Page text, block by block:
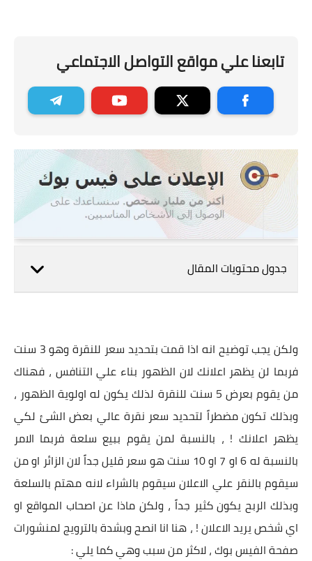
تابعنا علي مواقع التواصل الاجتماعي
جدول محتويات المقال
ولكن يجب توضيح انه اذا قمت بتحديد سعر للنقرة وهو 3 سنت
فربما لن يظهر اعلانك لان الظهور بناء علي التنافس ، فهناك
من يقوم بعرض 5 سنت للنقرة لذلك يكون له اولوية الظهور ،
وبذلك تكون مضطراً لتحديد سعر نقرة عالي بعض الشئ لكي
يظهر اعلانك ! ، بالنسبة لمن يقوم ببيع سلعة فربما الامر
بالنسبة له 6 او 7 او 10 سنت هو سعر قليل جداً لان الزائر او من
سيقوم بالنقر علي الاعلان سيقوم بالشراء لانه مهتم بالسلعة
وبذلك الربح يكون كثير جداً ، ولكن ماذا عن اصحاب المواقع او
اي شخص يريد الاعلان ! ، هنا انا انصح وبشدة بالترويج لمنشورات
صفحة الفيس بوك ، لاكثر من سبب وهي كما يلي :